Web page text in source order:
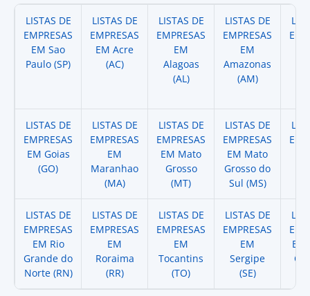
LISTAS DE
EMPRESAS
EM Sao
Paulo (SP)
LISTAS DE
EMPRESAS
EM Acre
(AC)
LISTAS DE
EMPRESAS
EM
Alagoas
(AL)
LISTAS DE
EMPRESAS
EM
Amazonas
(AM)
LISTAS DE
EMPRESAS
EM Goias
(GO)
LISTAS DE
EMPRESAS
EM
Maranhao
(MA)
LISTAS DE
EMPRESAS
EM Mato
Grosso
(MT)
LISTAS DE
EMPRESAS
EM Mato
Grosso do
Sul (MS)
LISTAS DE
EMPRESAS
EM Rio
Grande do
Norte (RN)
LISTAS DE
EMPRESAS
EM
Roraima
(RR)
LISTAS DE
EMPRESAS
EM
Tocantins
(TO)
LISTAS DE
EMPRESAS
EM
Sergipe
(SE)
EM